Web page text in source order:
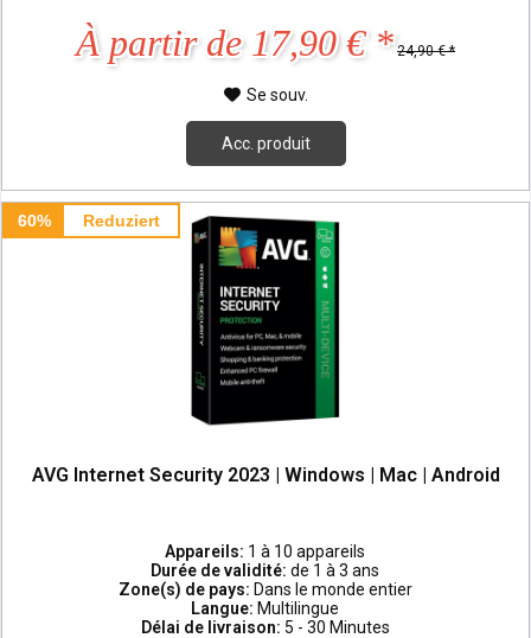
À partir de 17,90 € * 24,90 € *
Se souv.
Acc. produit
60% Reduziert
AVG Internet Security 2023 | Windows | Mac | Android
Appareils: 1 à 10 appareils
Durée de validité:de 1 à 3 ans
Zone(s) de pays: Dans le monde entier
Langue: Multilingue
Délai de livraison: 5 - 30 Minutes